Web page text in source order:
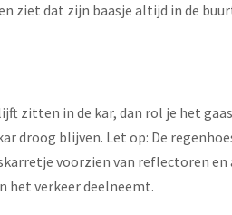
ziet dat zijn baasje altijd in de
zitten in de kar, dan rol je het
droog blijven. Let op: De
voorzien van reflectoren en
het verkeer deelneemt.